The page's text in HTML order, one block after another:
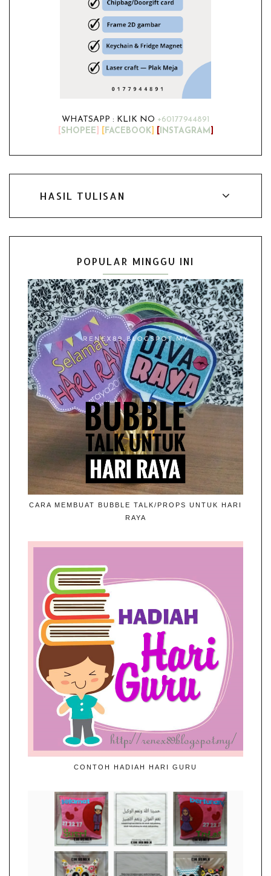
WHATSAPP : KLIK NO +60177944891
SHOPEE FACEBOOK] INSTAGRAM
HASIL TULISAN
POPULAR MINGGU INI
CARA MEMBUAT BUBBLE TALK/PROPS UNTUK HARI
RAYA
CONTOH HADIAH HARI GURU